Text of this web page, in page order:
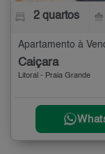
2 quartos
Apartamento à
Caiçara
Litoral - Praia Grande